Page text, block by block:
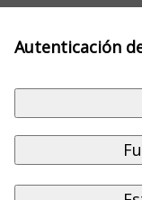
Autenticación